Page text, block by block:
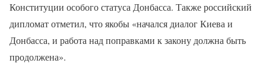
Конституции особого статуса Донбасса. Также российский
дипломат отметил, что якобы «начался диалог Киева и
Донбасса, и работа над поправками к закону должна быть
продолжена».